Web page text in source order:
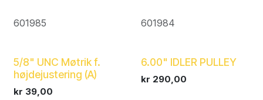
601985 601984
5/8" UNC Møtrik f.
højdejustering (A)
kr 39,00
6.00" IDLER PULLEY
kr 290,00